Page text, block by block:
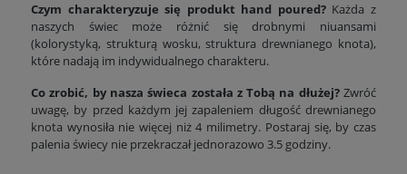
Czym charakteryzuje się produkt hand poured?Każda z
naszych świec może różnić się drobnymi niuansami
(kolorystyką, strukturą wosku, struktura drewnianego knota),
które nadają im indywidualnego charakteru.
Co zrobić, by nasza świeca została z Tobą na dłużej? Zwróć
uwagę, by przed każdym jej zapaleniem długość drewnianego
knota wynosiła nie więcej niż 4 milimetry. Postaraj się, by czas
palenia świecy nie przekraczał jednorazowo 3.5 godziny.